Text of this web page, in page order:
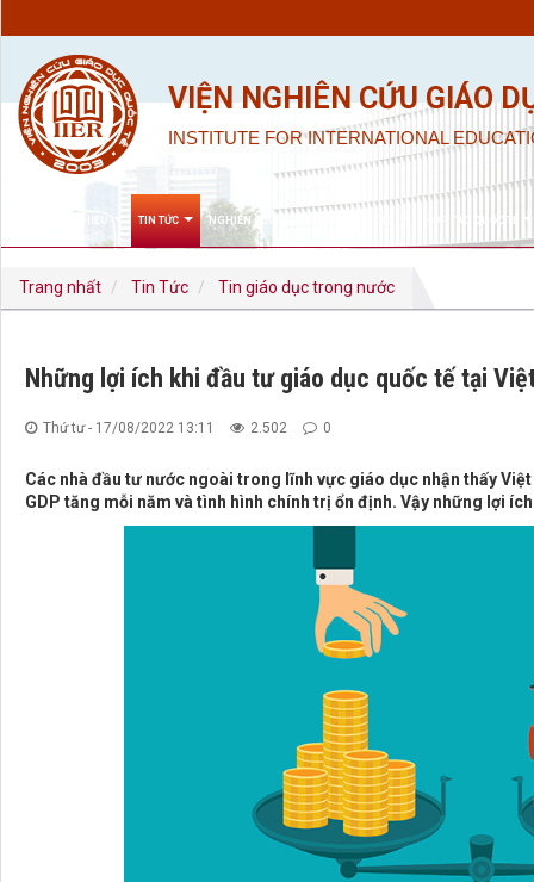
VIỆN NGHIÊN CỨU GIÁO
INSTITUTE FOR INTERNATIONAL
TIN TỨC NGHIÊN CỨU KHOA HỌC & ĐÀO TẠO HỢP TÁC QUỐC TẾ
Trang nhất Tin Tức Tin giáo dục trong nước
Những lợi ích khi đầu tư giáo dục quốc tế tại
Thứ tư - 17/08/2022 13:11 2.502 0
Các nhà đầu tư nước ngoài trong lĩnh vực giáo dục nhận thấy
GDP tăng mỗi năm và tình hình chính trị ổn định. Vậy những lợi